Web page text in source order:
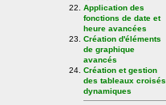
Application des
fonctions de date et
heure avancées
Création d'éléments
de graphique
avancés
Création et gestion
des tableaux croisés
dynamiques